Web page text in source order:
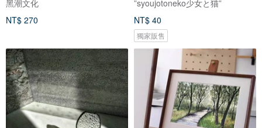
黑潮文化
NT$ 270
”syoujotoneko少女と猫”
NT$ 40
獨家販售